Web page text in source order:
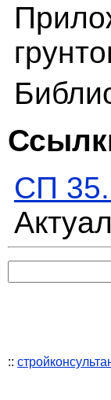
СП
::